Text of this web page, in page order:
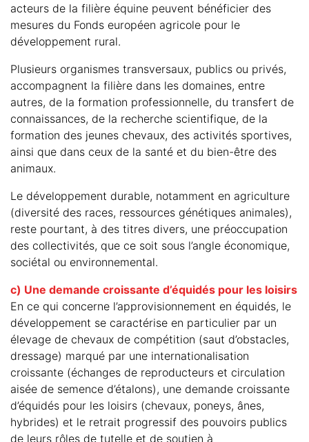
acteurs de la filière équine peuvent bénéficier des
mesures du Fonds européen agricole pour le
développement rural.
Plusieurs organismes transversaux, publics ou privés,
accompagnent la filière dans les domaines, entre
autres, de la formation professionnelle, du transfert de
connaissances, de la recherche scientifique, de la
formation des jeunes chevaux, des activités sportives,
ainsi que dans ceux de la santé et du bien-être des
animaux.
Le développement durable, notamment en agriculture
(diversité des races, ressources génétiques animales),
reste pourtant, à des titres divers, une préoccupation
des collectivités, que ce soit sous l’angle économique,
sociétal ou environnemental.
c) Une demande croissante d’équidés pour les loisirs
En ce qui concerne l’approvisionnement en équidés, le
développement se caractérise en particulier par un
élevage de chevaux de compétition (saut d’obstacles,
dressage) marqué par une internationalisation
croissante (échanges de reproducteurs et circulation
aisée de semence d’étalons), une demande croissante
d’équidés pour les loisirs (chevaux, poneys, ânes,
hybrides) et le retrait progressif des pouvoirs publics
de leurs rôles de tutelle et de soutien à